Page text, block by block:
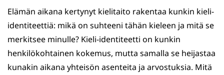
Elämän aikana kertynyt kielitaito rakentaa kunkin kieli-
identiteettiä: mikä on suhteeni tähän kieleen ja mitä se
merkitsee minulle? Kieli-identiteetti on kunkin
henkilökohtainen kokemus, mutta samalla se heijastaa
kunakin aikana yhteisön asenteita ja arvostuksia. Mitä